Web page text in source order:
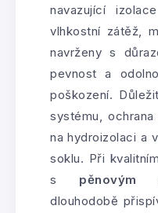
navazující
vlhkostní zátěž,
navrženy s
pevnost a
poškození.
systému,
na hydroizolaci a
soklu. Při
s pěnovým
dlouhodobě